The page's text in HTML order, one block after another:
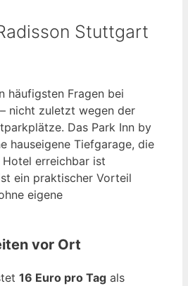
Stuttgart
häufigsten Fragen bei
nicht zuletzt wegen der
Das Park Inn by
hauseigene Tiefgarage, die
erreichbar ist
ein praktischer Vorteil
eigene
vor Ort
16 Euro pro Tag als